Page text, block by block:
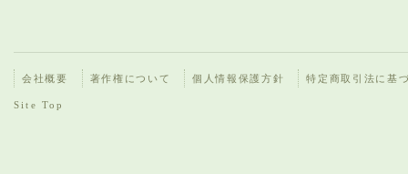
会社概要 著作権について 個人情報保護方針 特定商取引法に基
Site Top